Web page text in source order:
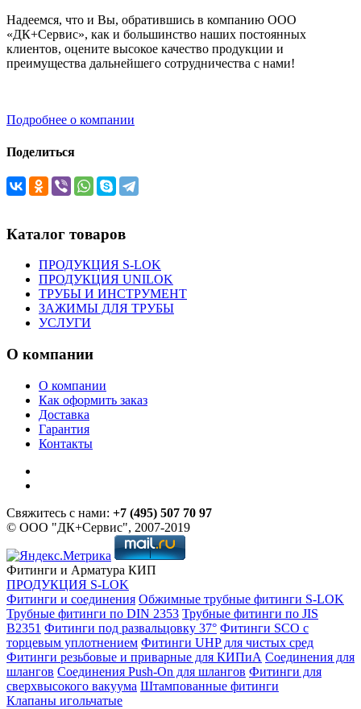
Надеемся, что и Вы, обратившись в компанию ООО
«ДК+Сервис», как и большинство наших постоянных
клиентов, оцените высокое качество продукции и
преимущества дальнейшего сотрудничества с нами!
Подробнее о компании
Поделиться
Каталог товаров
ПРОДУКЦИЯ S-LOK
ПРОДУКЦИЯ UNILOK
ТРУБЫ И ИНСТРУМЕНТ
ЗАЖИМЫ ДЛЯ ТРУБЫ
УСЛУГИ
О компании
О компании
Как оформить заказ
Доставка
Гарантия
Контакты
Свяжитесь с нами: +7 (495) 507 70 97
© ООО "ДК+Сервис", 2007-2019
Фитинги и Арматура КИП
ПРОДУКЦИЯ S-LOK
Фитинги и соединения Обжимные трубные фитинги S-LOK
Трубные фитинги по DIN 2353 Трубные фитинги по JIS
B2351 Фитинги под развальцовку 37° Фитинги SCO с
торцевым уплотнением Фитинги UHP для чистых сред
Фитинги резьбовые и приварные для КИПиА Соединения для
шлангов Соединения Push-On для шлангов Фитинги для
сверхвысокого вакуума Штампованные фитинги
Клапаны игольчатые